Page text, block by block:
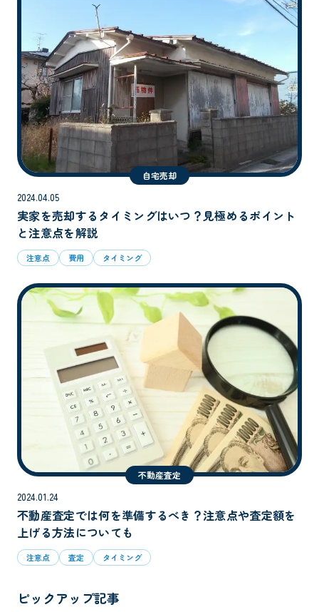
自宅売却
2024.04.05
実家を売却するタイミングはいつ？見極めるポイント
と注意点を解説
注意点 費用 タイミング
不動産査定
2024.01.24
不動産査定では何を準備するべき？注意点や査定額を
上げる方法についても
注意点 査定 タイミング
ピックアップ記事